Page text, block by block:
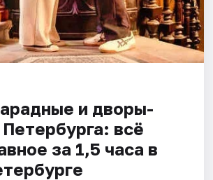
и дворы-
всё
за 1,5 часа в